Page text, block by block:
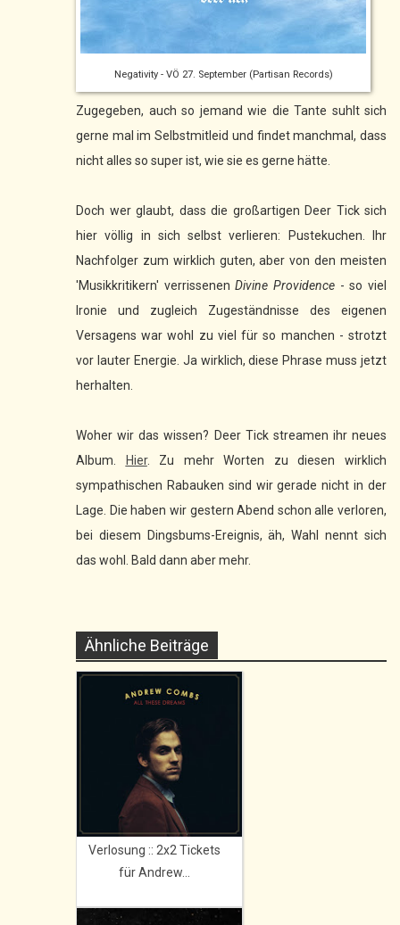
Negativity - VÖ 27. September (Partisan Records)
Zugegeben, auch so jemand wie die Tante suhlt sich
gerne mal im Selbstmitleid und findet manchmal, dass
nicht alles so super ist, wie sie es gerne hätte.
Doch wer glaubt, dass die großartigen Deer Tick sich
hier völlig in sich selbst verlieren: Pustekuchen. Ihr
Nachfolger zum wirklich guten, aber von den meisten
'Musikkritikern' verrissenenDivine Providence - so viel
Ironie und zugleich Zugeständnisse des eigenen
Versagens war wohl zu viel für so manchen - strotzt
vor lauter Energie. Ja wirklich, diese Phrase muss jetzt
herhalten.
Woher wir das wissen? Deer Tick streamen ihr neues
Album.
Hier. Zu mehr Worten zu diesen wirklich
sympathischen Rabauken sind wir gerade nicht in der
Lage. Die haben wir gestern Abend schon alle verloren,
bei diesem Dingsbums-Ereignis, äh, Wahl nennt sich
das wohl. Bald dann aber mehr.
Ähnliche Beiträge
Verlosung :: 2x2 Tickets
für Andrew...